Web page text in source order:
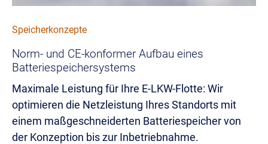
Speicherkonzepte
Norm- und CE-konformer Aufbau eines
Batteriespeichersystems
Maximale Leistung für Ihre E-LKW-Flotte: Wir
optimieren die Netzleistung Ihres Standorts mit
einem maßgeschneiderten Batteriespeicher von
der Konzeption bis zur Inbetriebnahme.